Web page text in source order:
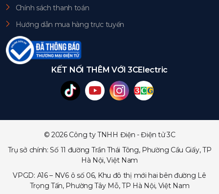
Chính sách thanh toán
Hướng dẫn mua hàng trực tuyến
KẾT NỐI THÊM VỚI 3CElectric
© 2026 Công ty TNHH Điện - Điện tử 3C
Trụ sở chính: Số 11 đường Trần Thái Tông, Phường Cầu Giấy, TP
Hà Nội, Việt Nam
VPGD: A16 – NV6 ô số 06, Khu đô thị mới hai bên đường Lê
Trọng Tấn, Phường Tây Mỗ, TP Hà Nội, Việt Nam